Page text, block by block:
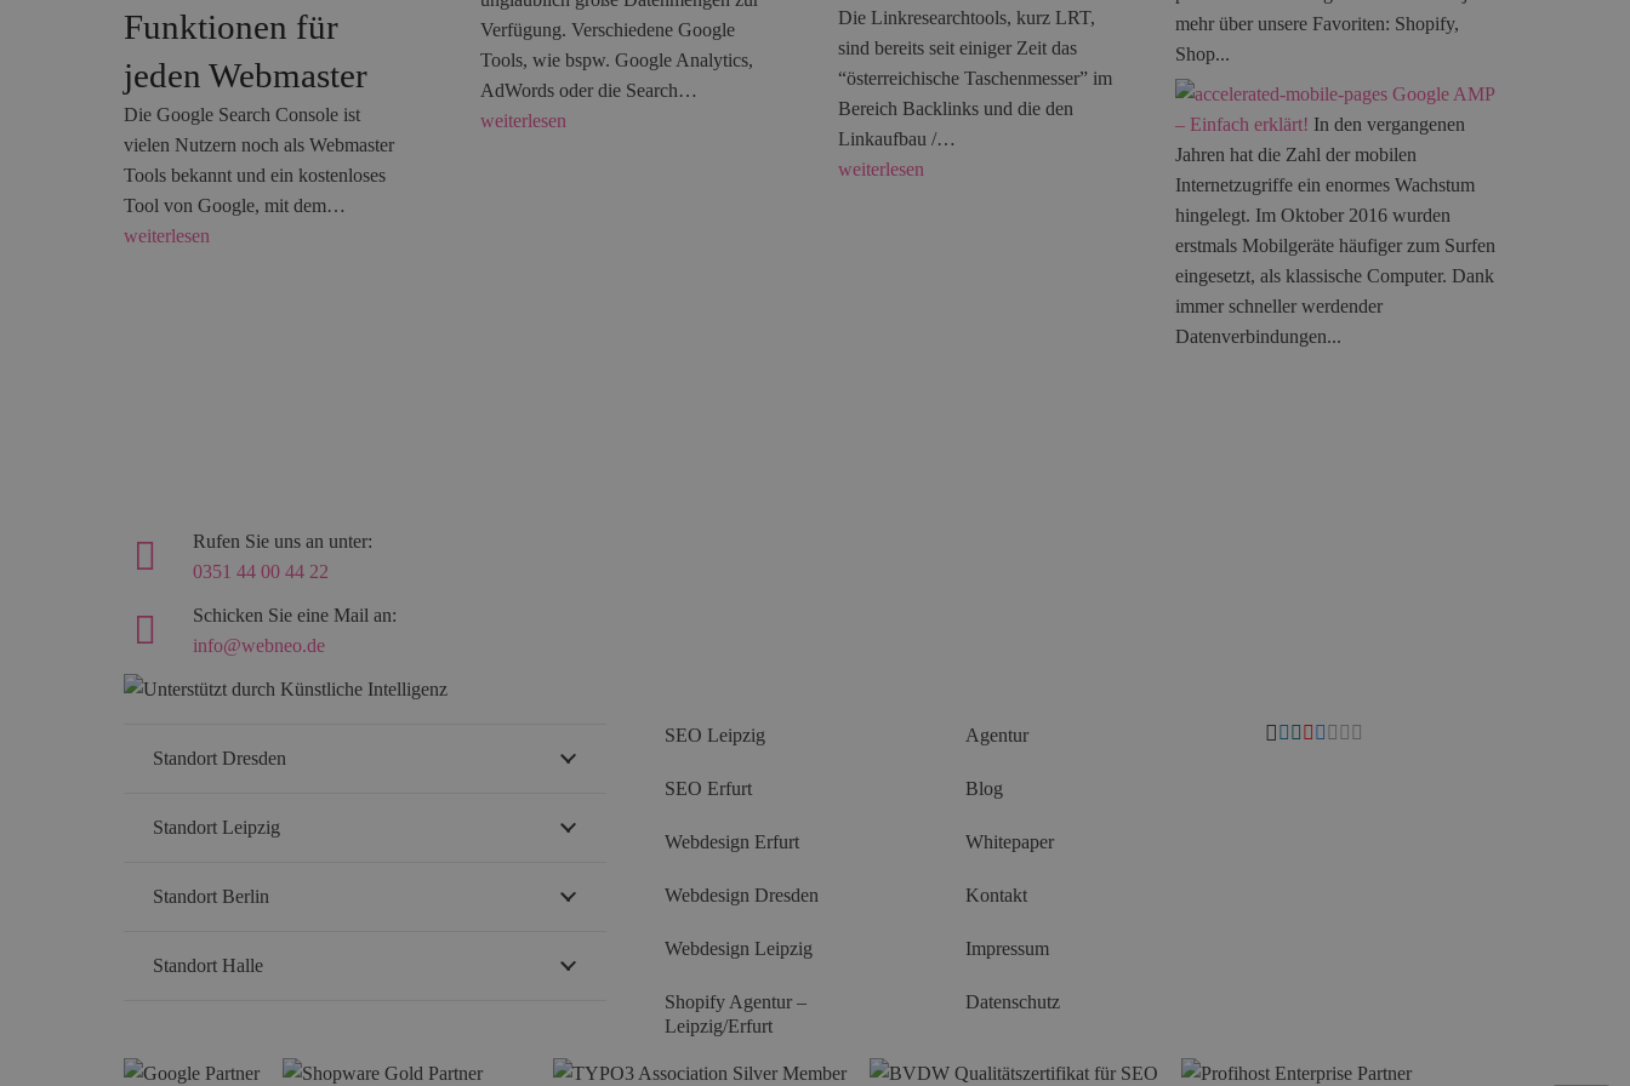
Funktionen für
jeden Webmaster
Die Google Search Console ist
vielen Nutzern noch als Webmaster
Tools bekannt und ein kostenloses
Tool von Google, mit dem…
weiterlesen
Verfügung. Verschiedene Google
Tools, wie bspw. Google Analytics,
AdWords oder die Search…
weiterlesen
Die Linkresearchtools, kurz LRT,
sind bereits seit einiger Zeit das
“österreichische Taschenmesser” im
Bereich Backlinks und die den
Linkaufbau /…
weiterlesen
mehr über unsere Favoriten: Shopify,
Shop...
Google AMP
– Einfach erklärt! In den vergangenen
Jahren hat die Zahl der mobilen
Internetzugriffe ein enormes Wachstum
hingelegt. Im Oktober 2016 wurden
erstmals Mobilgeräte häufiger zum Surfen
eingesetzt, als klassische Computer. Dank
immer schneller werdender
Datenverbindungen...
Rufen Sie uns an unter:
0351 44 00 44 22
Schicken Sie eine Mail an:
info@webneo.de
Standort Dresden
Standort Leipzig
Standort Berlin
Standort Halle
SEO Leipzig
SEO Erfurt
Webdesign Erfurt
Webdesign Dresden
Webdesign Leipzig
Shopify Agentur –
Leipzig/Erfurt
Agentur
Blog
Whitepaper
Kontakt
Impressum
Datenschutz